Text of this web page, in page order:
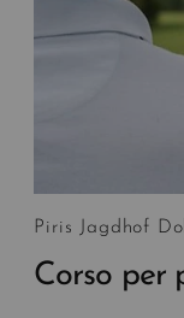
Piris Jagdhof
Corso per